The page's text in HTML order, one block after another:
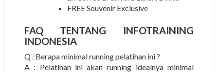
FREE Souvenir Exclusive
FAQ TENTANG
INFOTRAINING
INDONESIA
Q : Berapa minimal running pelatihan ini ?
A : Pelatihan ini akan running idealnya minimal